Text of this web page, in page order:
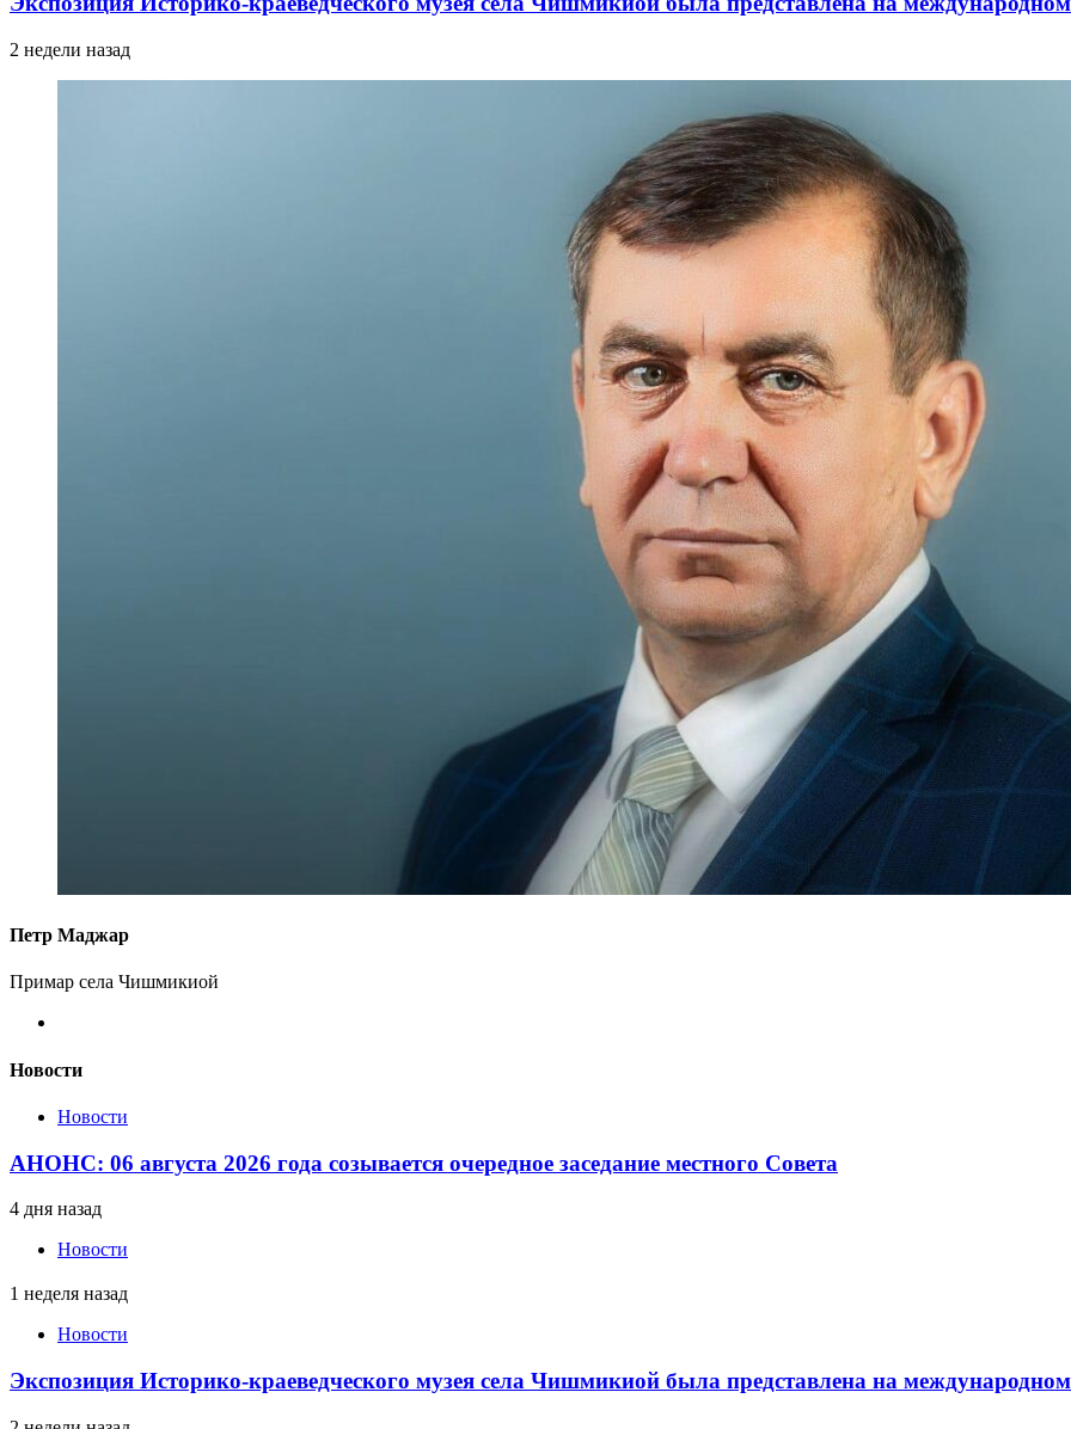
2 недели назад
Петр Маджар
Примар села Чишмикиой
Новости
Новости
АНОНС: 06 августа 2026 года созывается очередное заседание местного Совета
4 дня назад
Новости
1 неделя назад
Новости
Экспозиция Историко-краеведческого музея села Чишмикиой была представлена на